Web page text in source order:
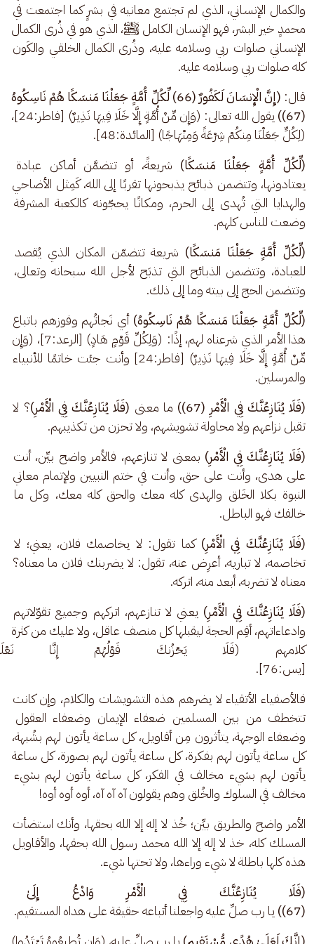
والكمال الإنساني، الذي لم تجتمع معانيه في بشرٍ كما اجتمعت في
محمدٍ خير البشر، فهو الإنسان الكامل ﷺ، الذي هو في ذُرى الكمال
الإنساني صلوات ربي وسلامه عليه، وذُرى الكمال الخلقي والكَون
كله صلوات ربي وسلامه عليه.
قال:
(إِنَّ الْإِنسَانَ لَكَفُورٌ (66) لِّكُلِّ أُمَّةٍ جَعَلْنَا مَنسَكًا هُمْ نَاسِكُوهُ
(67))
يقول الله تعالى: (وَإِن مِّنْ أُمَّةٍ إِلَّا خَلَا فِيهَا نَذِيرٌ) [فاطر:24]،
(لِكُلٍّ جَعَلْنَا مِنكُمْ شِرْعَةً وَمِنْهَاجًا) [المائدة:48].
(لِّكُلِّ أُمَّةٍ جَعَلْنَا مَنسَكًا) شريعةً، أو تتضمَّن أماكن عبادة
يعتادونها، وتتضمن ذبائح يذبحونها تقربًا إلى الله، كَمِثل الأضاحي
والهدايا التي تُهدى إلى الحرم، ومكانًا يحجّونه كالكعبة المشرفة
وضعت للناس كلهم.
(لِّكُلِّ أُمَّةٍ جَعَلْنَا مَنسَكًا) شريعة تتضمّن المكان الذي يُقصد
للعبادة، وتتضمن الذبائح التي تذبَح لأجل الله سبحانه وتعالى،
وتتضمن الحج إلى بيته وما إلى ذلك.
(لِّكُلِّ أُمَّةٍ جَعَلْنَا مَنسَكًا هُمْ نَاسِكُوهُ) أي نَجاتُهم وفوزهم باتباع
هذا الأمر الذي شرعناه لهم، إذًا: (وَلِكُلِّ قَوْمٍ هَادٍ) [الرعد:7]، (وَإِن
مِّنْ أُمَّةٍ إِلَّا خَلَا فِيهَا نَذِيرٌ) [فاطر:24] وأنت جئت خاتمًا للأنبياء
والمرسلين.
(فَلَا يُنَازِعُنَّكَ فِي الْأَمْرِ (67))
ما معنى (فَلَا يُنَازِعُنَّكَ فِي الْأَمْرِ)؟ لا
تقبل نزاعهم ولا محاولة تشويشهم، ولا تحزن من تكذيبهم.
(فَلَا يُنَازِعُنَّكَ فِي الْأَمْرِ) بمعنى لا تنازعهم، فالأمر واضح بيِّن، أنت
على هدى، وأنت على حق، وأنت في ختم النبيين ولإتمام معاني
النبوة بكلا الخَلق والهدى كله معك والحق كله معك، وكل ما
خالفك فهو الباطل.
(فَلَا يُنَازِعُنَّكَ فِي الْأَمْرِ) كما تقول: لا يخاصمك فلان، يعني؛ لا
تخاصمه، لا تباريه، أعرِض عنه، تقول: لا يضربنك فلان ما معناه؟
معناه لا تضربه، أبعد منه، اتركه.
(فَلَا يُنَازِعُنَّكَ فِي الْأَمْرِ) يعني لا تنازعهم، اتركهم وجميع تقوّلاتهم
وادعاءاتهم، أقِم الحجة ليقبلها كل منصف عاقل، ولا عليك من كثرة
كلامهم (فَلَا يَحْزُنكَ قَوْلُهُمْ إِنَّا
[يس:76].
فالأصفياء الأتقياء لا يضرهم هذه التشويشات والكلام، وإن كانت
تتخطف من بين المسلمين ضعفاء الإيمان وضعفاء العقول
وضعفاء الوجهة، يتأثرون مِن أقاويل، كل ساعة يأتون لهم بشُبهة،
كل ساعة يأتون لهم بفكرة، كل ساعة يأتون لهم بصورة، كل ساعة
يأتون لهم بشيء مخالف في الفكر، كل ساعة يأتون لهم بشيء
مخالف في السلوك والخُلق وهم يقولون آه آه آه، أوه أوه أوه!
الأمر واضح والطريق بيِّن؛ خُذ لا إله إلا الله بحقها، وأنك استضأت
المسلك كله، خذ لا إله إلا الله محمد رسول الله بحقها، والأقاويل
هذه كلها باطلة لا شيء وراءها، ولا تحتها شيء.
(فَلَا يُنَازِعُنَّكَ فِي الْأَمْرِ وَادْعُ
(67))
يا رب صلِّ عليه واجعلنا أتباعه حقيقة على هداه المستقيم.